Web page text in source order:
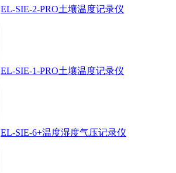
EL-SIE-2-PRO土壤温度记录仪
EL-SIE-1-PRO土壤温度记录仪
EL-SIE-6+温度湿度气压记录仪